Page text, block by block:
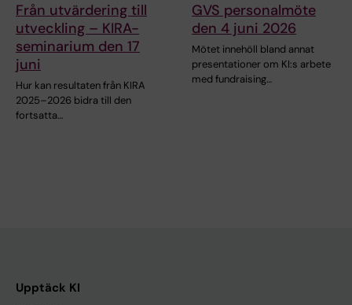
Från utvärdering till
utveckling – KIRA-
seminarium den 17
juni
Hur kan resultaten från KIRA
2025–2026 bidra till den
fortsatta…
GVS personalmöte
den 4 juni 2026
Mötet innehöll bland annat
presentationer om KI:s arbete
med fundraising…
Upptäck KI